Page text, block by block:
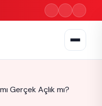
Gerçek Açlık mı?